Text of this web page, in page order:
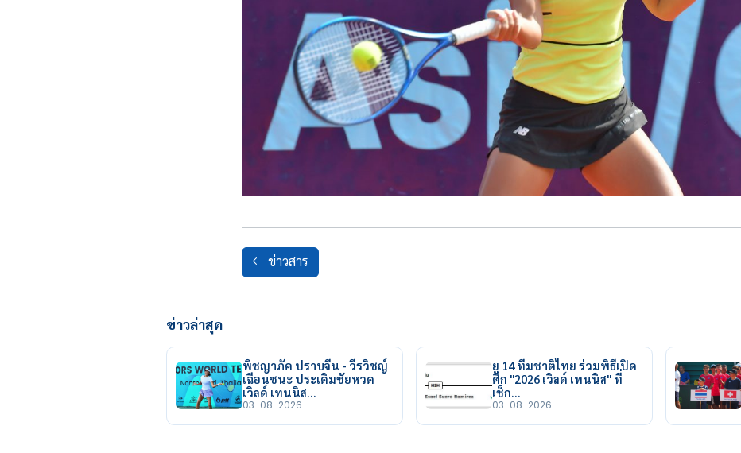
ข่าวสาร
ข่าวล่าสุด
พิชญาภัค ปราบจีน - วีรวิชญ์
เฉือนชนะ ประเดิมชัยหวด
เวิลด์ เทนนิส…
03-08-2026
ยู 14 ทีมชาติไทย ร่วมพิธีเปิด
ศึก "2026 เวิลด์ เทนนิส" ที่
เช็ก…
03-08-2026